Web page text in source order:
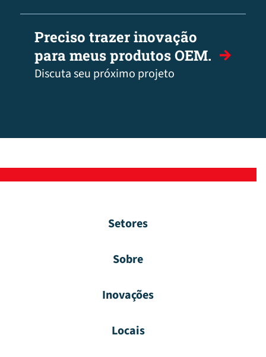
Preciso trazer inovação
para meus produtos OEM.
Discuta seu próximo projeto
Setores
Sobre
Inovações
Locais